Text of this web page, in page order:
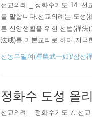
선교의례 _ 정화수기도 14. 선
를 말합니다.선교의례는 도성
른 신앙생활을 위힌 선법(禪
法戒)를 기본교리로 하며 지극
의 무단게재, 무단복사, 무단
선농무일여(禪農武一如)/참선
정화수 도성 올
선교의례 _ 정화수기도 7. 선